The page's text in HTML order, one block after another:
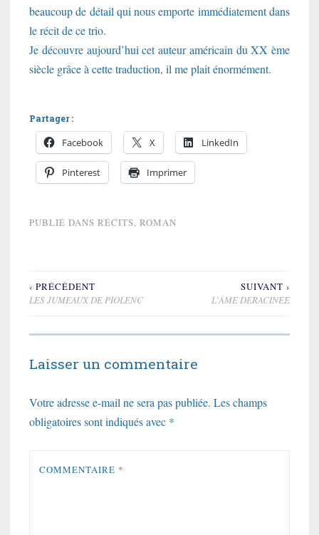
beaucoup de détail qui nous emporte immédiatement dans
le récit de ce trio.
Je découvre aujourd’hui cet auteur américain du XX ème
siècle grâce à cette traduction, il me plait énormément.
Partager :
Facebook X LinkedIn
Pinterest Imprimer
PUBLIÉ DANS RÉCITS, ROMAN
Navigation
l’article
‹ PRÉCÉDENT
LES JUMEAUX DE PIOLENC
SUIVANT ›
L’ÂME DERACINEE
Laisser un commentaire
Votre adresse e-mail ne sera pas publiée. Les champs
obligatoires sont indiqués avec *
COMMENTAIRE *